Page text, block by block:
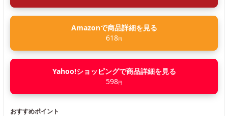
Amazonで商品詳細を見る
618円
Yahoo!ショッピングで商品詳細を見る
598円
おすすめポイント